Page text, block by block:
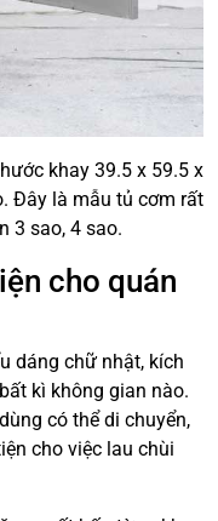
khay 39.5 x 59.5 x
Đây là mẫu tủ cơm rất
3 sao, 4 sao.
cho quán
dáng chữ nhật, kích
kì không gian nào.
có thể di chuyển,
cho việc lau chùi